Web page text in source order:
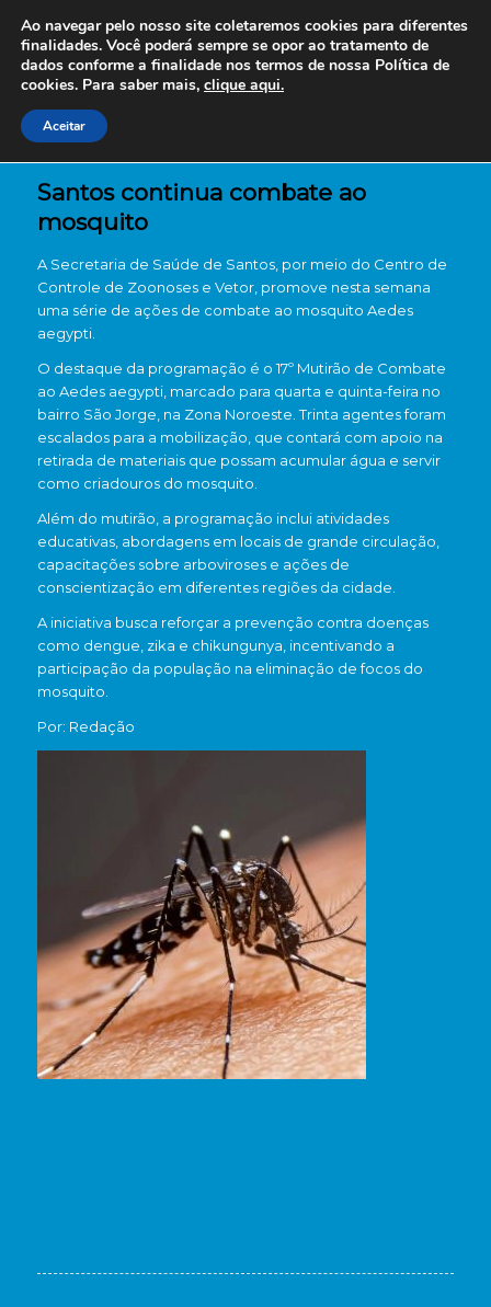
Santos continua combate ao
mosquito
A Secretaria de Saúde de Santos, por meio do Centro de
Controle de Zoonoses e Vetor, promove nesta semana
uma série de ações de combate ao mosquito Aedes
aegypti.
O destaque da programação é o 17º Mutirão de Combate
ao Aedes aegypti, marcado para quarta e quinta-feira no
bairro São Jorge, na Zona Noroeste. Trinta agentes foram
escalados para a mobilização, que contará com apoio na
retirada de materiais que possam acumular água e servir
como criadouros do mosquito.
Além do mutirão, a programação inclui atividades
educativas, abordagens em locais de grande circulação,
capacitações sobre arboviroses e ações de
conscientização em diferentes regiões da cidade.
A iniciativa busca reforçar a prevenção contra doenças
como dengue, zika e chikungunya, incentivando a
participação da população na eliminação de focos do
mosquito.
Por: Redação
Ao navegar pelo nosso site coletaremos cookies para diferentes
finalidades. Você poderá sempre se opor ao tratamento de
dados conforme a finalidade nos termos de nossa Política de
cookies. Para saber mais, clique aqui.
Aceitar